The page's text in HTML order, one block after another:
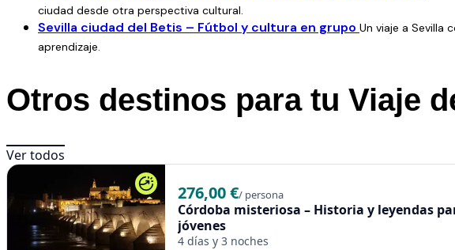
ciudad desde otra perspectiva cultural.
Sevilla ciudad del Betis – Fútbol y cultura en grupo Un viaje a Sevilla
aprendizaje.
Otros destinos para tu Viaje
Ver todos
276,00 €/ persona
Córdoba misteriosa – Historia y leyendas
jóvenes
4 días y 3 noches